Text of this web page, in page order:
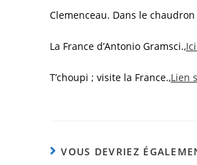
Clemenceau. Dans le
La France d’Antonio Gramsci.,Ici
T’choupi ; visite la France.,Lien
VOUS DEVRIEZ